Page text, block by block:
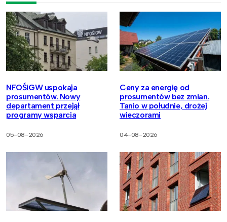
NFOŚiGW uspokaja
prosumentów. Nowy
departament przejął
programy wsparcia
05-08-2026
Ceny za energię od
prosumentów bez zmian.
Tanio w południe, drożej
wieczorami
04-08-2026